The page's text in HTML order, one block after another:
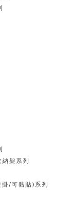
架系列
/可黏貼)系列